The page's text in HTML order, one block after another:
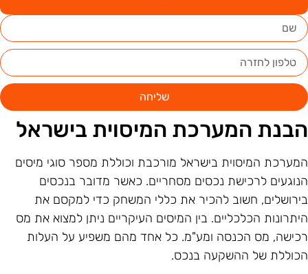
שליחה
המערכת המיסוית בישראל
המיסוית בישראל מורכבת וכוללת מספר סוגי מיסים
לרכישת נכסים מסחריים. כאשר מדובר בנכסים
חשוב להכיר את כללי המשחק כדי למקסם את
הכלכליים. בין המיסים העיקריים ניתן למצוא את מס
מס הכנסה ומע"מ. כל אחד מהם משפיע על העלות
של ההשקעה בנכס.